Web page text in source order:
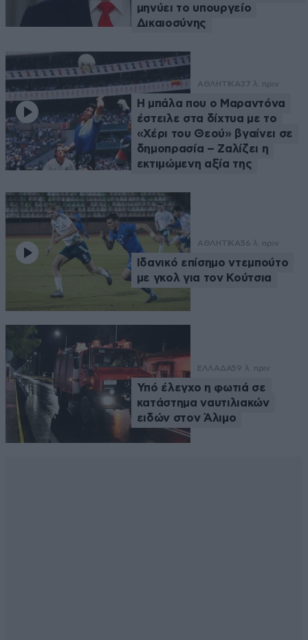
μηνύει το υπουργείο
Δικαιοσύνης
ΑΘΛΗΤΙΚΑ37 λ. πριν
Η μπάλα που ο Μαραντόνα
έστειλε στα δίχτυα με το
«Χέρι του Θεού» βγαίνει σε
δημοπρασία – Ζαλίζει η
εκτιμώμενη αξία της
ΑΘΛΗΤΙΚΑ56 λ. πριν
Ιδανικό επίσημο ντεμπούτο
με γκολ για τον Κούτσια
ΕΛΛΑΔΑ59 λ. πριν
Υπό έλεγχο η φωτιά σε
κατάστημα ναυτιλιακών
ειδών στον Άλιμο